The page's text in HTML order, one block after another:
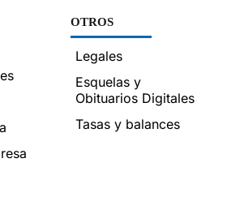
OTROS
Legales
Esquelas y
Obituarios Digitales
Tasas y balances